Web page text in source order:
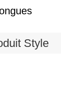
Style